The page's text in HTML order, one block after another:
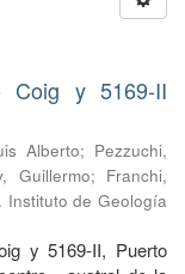
Coig y 5169-II
Alberto; Pezzuchi,
Guillermo; Franchi,
Instituto de Geología
y 5169-II, Puerto